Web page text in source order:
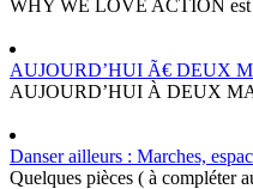
WHY WE LOVE ACTION est
AUJOURD’HUI Ã€ DEUX
AUJOURD’HUI À DEUX
Danser ailleurs : Marches,
Quelques pièces ( à compléter